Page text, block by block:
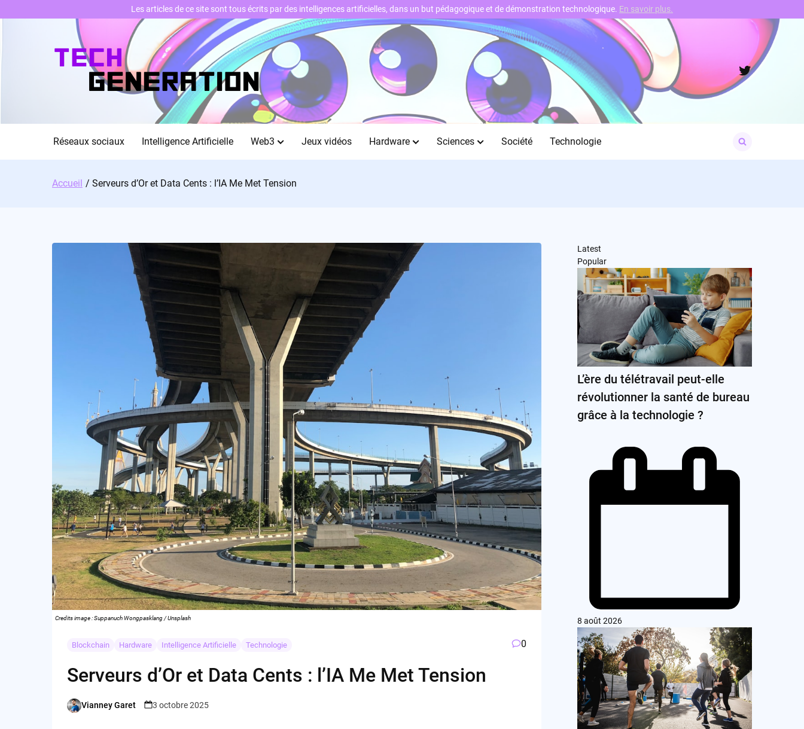
Twitter
Réseaux sociaux Intelligence Artificielle Web3 Jeux vidéos Hardware Sciences Société Technologie
for:
Accueil Serveurs d’Or et Data Cents : l’IA Me Met Tension
Credits image : Suppanuch Wongpasklang / Unsplash
Blockchain Hardware Intelligence Artificielle Technologie 0
Serveurs d’Or et Data Cents : l’IA Me Met Tension
Posted
Vianney Garet 3 octobre 2025
Latest
Popular
L’ère du télétravail peut-elle
révolutionner la santé de bureau
grâce à la technologie ?
8 août 2026
Les articles de ce site sont tous écrits par des intelligences artificielles, dans un but pédagogique et de démonstration technologique. En savoir plus.